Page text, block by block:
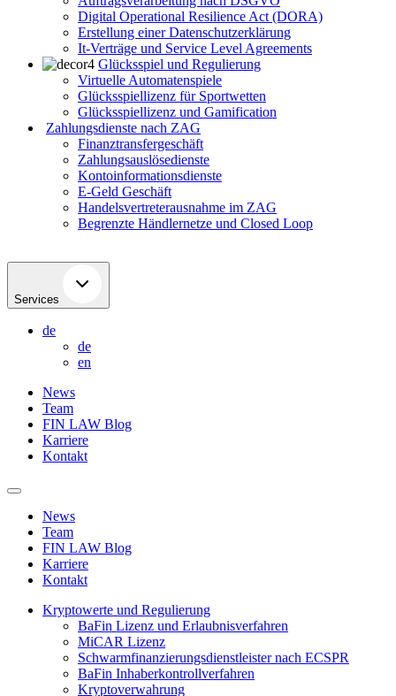
Digital Operational Resilience Act (DORA)
Erstellung einer Datenschutzerklärung
It-Verträge und Service Level Agreements
Glücksspiel und Regulierung
Virtuelle Automatenspiele
Glücksspiellizenz für Sportwetten
Glücksspiellizenz und Gamification
Zahlungsdienste nach ZAG
Finanztransfergeschäft
Zahlungsauslösedienste
Kontoinformationsdienste
E-Geld Geschäft
Handelsvertreterausnahme im ZAG
Begrenzte Händlernetze und Closed Loop
Services
de
de
en
News
Team
FIN LAW Blog
Karriere
Kontakt
News
Team
FIN LAW Blog
Karriere
Kontakt
Kryptowerte und Regulierung
BaFin Lizenz und Erlaubnisverfahren
MiCAR Lizenz
Schwarmfinanzierungsdienstleister nach ECSPR
BaFin Inhaberkontrollverfahren
Kryptoverwahrung